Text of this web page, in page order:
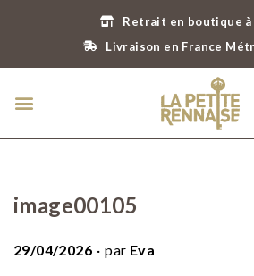
Retrait en boutique à
Livraison en France
image00105
P
29/04/2026 par Eva